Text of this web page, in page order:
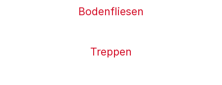
Bodenfliesen
Treppen